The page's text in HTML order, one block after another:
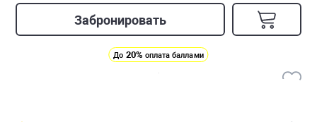
Забронировать
До 20% оплата баллами